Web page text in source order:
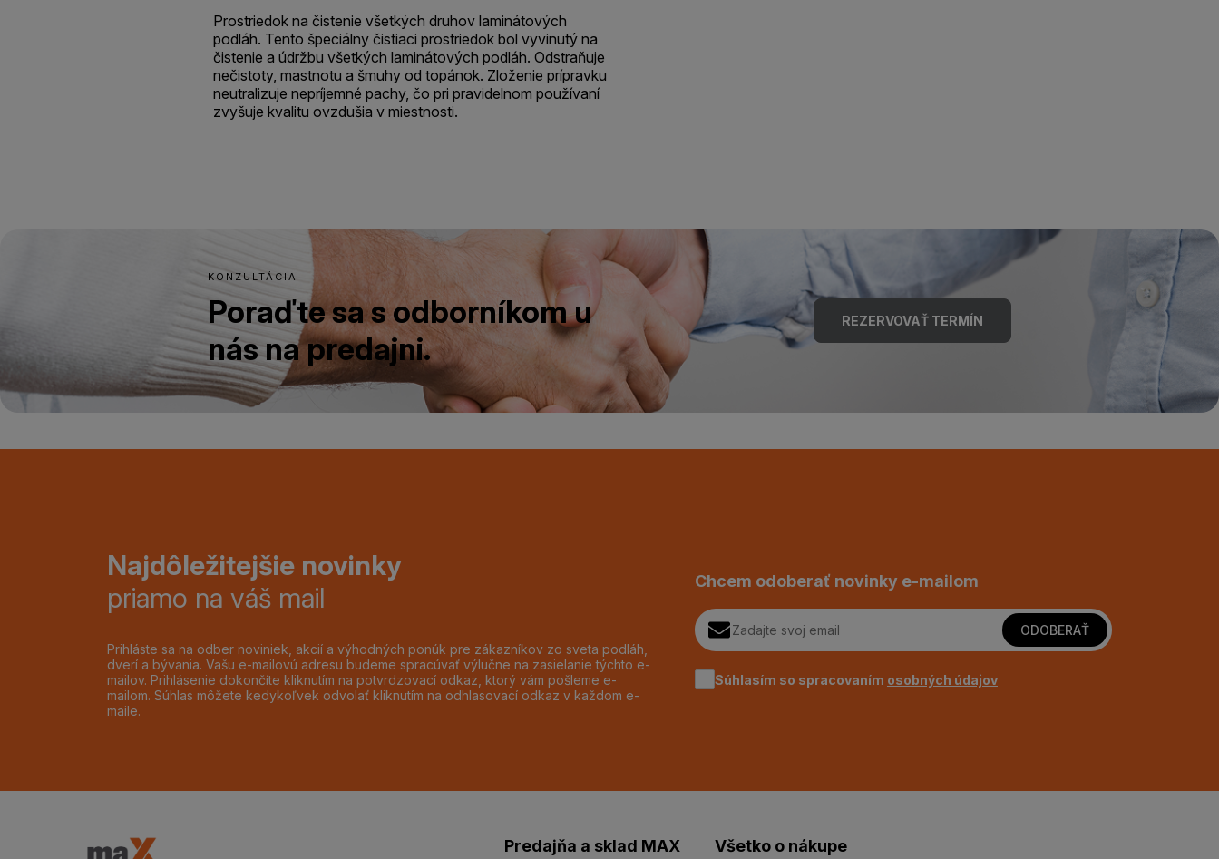
Prostriedok na čistenie všetkých druhov laminátových
podláh. Tento špeciálny čistiaci prostriedok bol vyvinutý na
čistenie a údržbu všetkých laminátových podláh. Odstraňuje
nečistoty, mastnotu a šmuhy od topánok. Zloženie prípravku
neutralizuje nepríjemné pachy, čo pri pravidelnom používaní
zvyšuje kvalitu ovzdušia v miestnosti.
KONZULTÁCIA
Poraďte sa s odborníkom u
nás na predajni.
REZERVOVAŤ TERMÍN
Najdôležitejšie novinky
priamo na váš mail
Prihláste sa na odber noviniek, akcií a výhodných ponúk pre zákazníkov zo sveta podláh,
dverí a bývania. Vašu e-mailovú adresu budeme spracúvať výlučne na zasielanie týchto e-
mailov. Prihlásenie dokončíte kliknutím na potvrdzovací odkaz, ktorý vám pošleme e-
mailom. Súhlas môžete kedykoľvek odvolať kliknutím na odhlasovací odkaz v každom e-
maile.
Chcem odoberať novinky e-mailom
ODOBERAŤ
Súhlasím so spracovaním osobných údajov
Predajňa a sklad MAX
Všetko o nákupe